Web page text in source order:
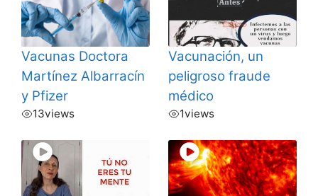
Vacunas Doctora
Martínez Albarracín
y Pfizer
13views
Vacunación, un
peligroso fraude
médico
1views